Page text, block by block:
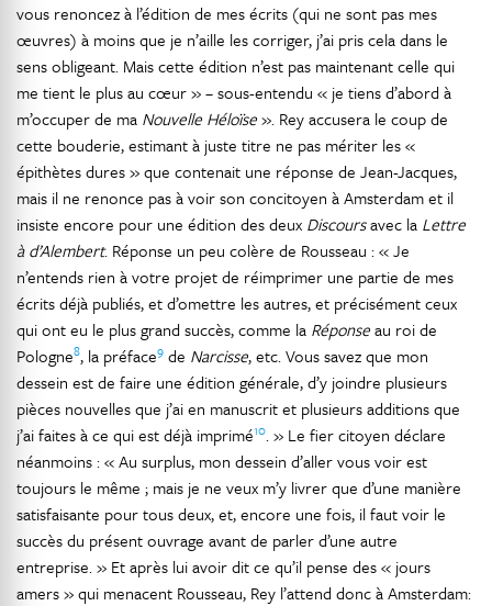
vous renoncez à l’édition de mes écrits (qui ne sont pas mes
œuvres) à moins que je n’aille les corriger, j’ai pris cela dans le
sens obligeant. Mais cette édition n’est pas maintenant celle qui
me tient le plus au cœur » – sous-entendu « je tiens d’abord à
m’occuper de ma Nouvelle Héloïse». Rey accusera le coup de
cette bouderie, estimant à juste titre ne pas mériter les «
épithètes dures » que contenait une réponse de Jean-Jacques,
mais il ne renonce pas à voir son concitoyen à Amsterdam et il
insiste encore pour une édition des deux Discoursavec la Lettre
à d’Alembert. Réponse un peu colère de Rousseau : « Je
n’entends rien à votre projet de réimprimer une partie de mes
écrits déjà publiés, et d’omettre les autres, et précisément ceux
qui ont eu le plus grand succès, comme la Réponseau roi de
Pologne8, la préface9 de Narcisse, etc. Vous savez que mon
dessein est de faire une édition générale, d’y joindre plusieurs
pièces nouvelles que j’ai en manuscrit et plusieurs additions que
j’ai faites à ce qui est déjà imprimé10. » Le fier citoyen déclare
néanmoins : « Au surplus, mon dessein d’aller vous voir est
toujours le même ; mais je ne veux m’y livrer que d’une manière
satisfaisante pour tous deux, et, encore une fois, il faut voir le
succès du présent ouvrage avant de parler d’une autre
entreprise. » Et après lui avoir dit ce qu’il pense des « jours
amers » qui menacent Rousseau, Rey l’attend donc à Amsterdam: